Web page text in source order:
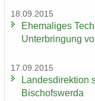
18.09.2015
Ehe­ma­li­ges
Un­ter­brin­gung
17.09.2015
Lan­des­di­rek­ti­on
Bi­schofs­wer­da